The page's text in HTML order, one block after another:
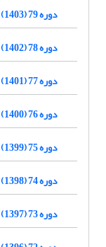
دوره 79 (1403)
دوره 78 (1402)
دوره 77 (1401)
دوره 76 (1400)
دوره 75 (1399)
دوره 74 (1398)
دوره 73 (1397)